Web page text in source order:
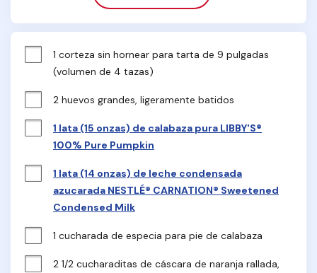
1 corteza sin hornear para tarta de 9 pulgadas
(volumen de 4 tazas)
2 huevos grandes, ligeramente batidos
1 lata (15 onzas) de calabaza pura LIBBY'S®
100% Pure Pumpkin
1 lata (14 onzas) de leche condensada
azucarada NESTLÉ® CARNATION® Sweetened
Condensed Milk
1 cucharada de especia para pie de calabaza
2 1/2 cucharaditas de cáscara de naranja rallada,